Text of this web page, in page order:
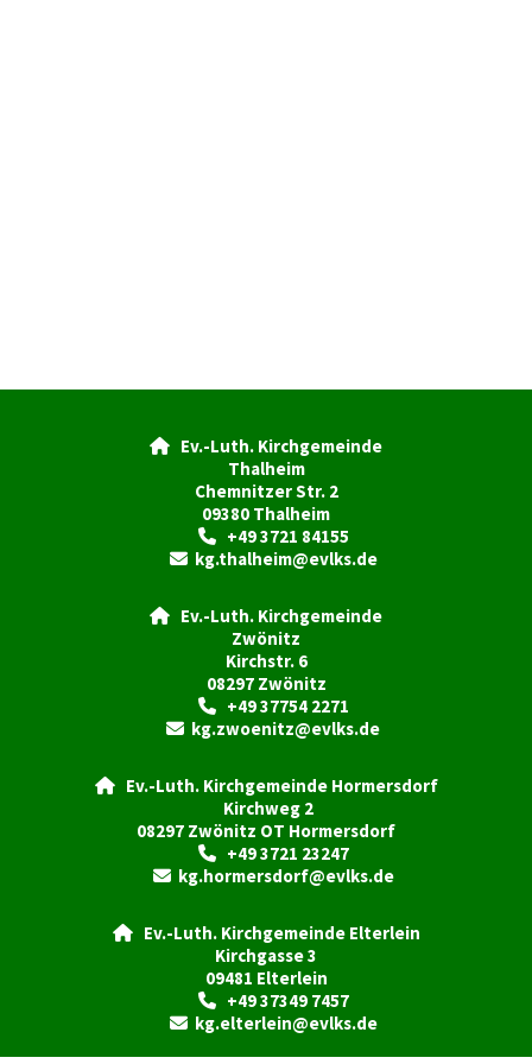

Ev.-Luth. Kirchgemeinde
Thalheim
Chemnitzer Str. 2
09380 Thalheim
+49 3721 84155
 kg.thalheim@evlks.de

Ev.-Luth. Kirchgemeinde
Zwönitz
Kirchstr. 6
08297 Zwönitz
+49 37754 2271
 kg.zwoenitz@evlks.de
Ev.-Luth. Kirchgemeinde Hormersdorf
Kirchweg 2
08297 Zwönitz OT Hormersdorf
+49 3721 23247
 kg.hormersdorf@evlks.de
Ev.-Luth. Kirchgemeinde Elterlein
Kirchgasse 3
09481 Elterlein
+49 37349 7457
 kg.elterlein@evlks.de